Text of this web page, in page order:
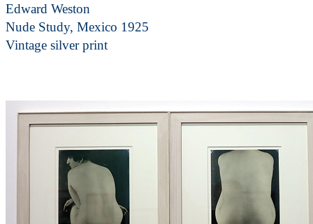
Edward Weston
Nude Study, Mexico 1925
Vintage silver print